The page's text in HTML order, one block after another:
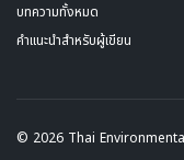
บทความทั้งหมด
คำแนะนำสำหรับผู้เขียน
© 2026 Thai